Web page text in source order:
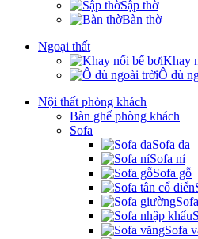
Sập thờ
Bàn thờ
Ngoại thất
Khay
Ô dù
Nội thất phòng khách
Bàn ghế phòng khách
Sofa
Sofa da
Sofa nỉ
Sofa gỗ
Sofa